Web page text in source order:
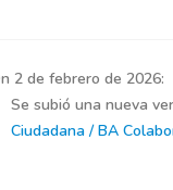
2 de febrero de 2026:
Se subió una nueva
Ciudadana / BA